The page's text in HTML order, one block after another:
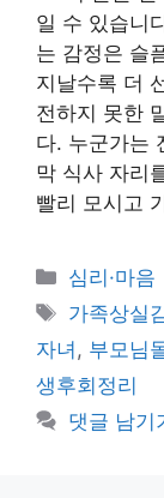
일 수 있습니
는 감정은 슬
지날수록 더
전하지 못한
다. 누군가는
막 식사 자리
빨리 모시고
카
테
고
리
심리·마음
태
그
가족상실
자녀 , 부모님
생후회정리
댓글 남기